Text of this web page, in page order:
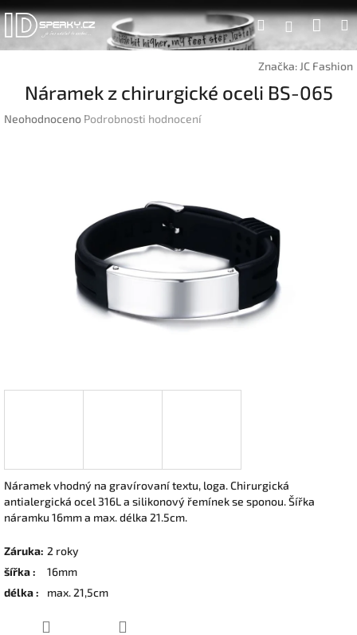
Přejít
na
obsah
Hledat
Značka: JC Fashion
Náramek z chirurgické oceli BS-065
Průměrné
Neohodnoceno Podrobnosti hodnocení
Náramek vhodný na gravírovaní textu, loga. Chirurgická
antialergická ocel 316L a silikonový řemínek se sponou. Šířka
náramku 16mm a max. délka 21.5cm.
Záruka: 2 roky
šířka:
16mm
délka: max. 21,5cm